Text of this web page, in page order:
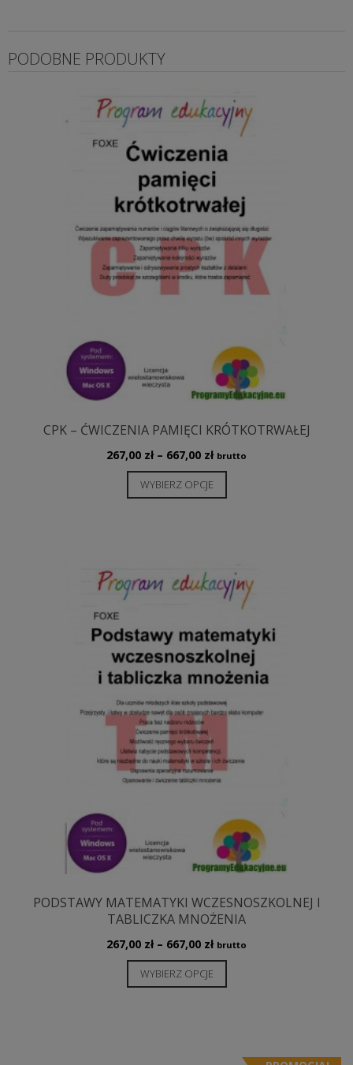
PODOBNE PRODUKTY
CPK – ĆWICZENIA PAMIĘCI KRÓTKOTRWAŁEJ
267,00 zł – 667,00 złZakres
cen:
267,00 zł
brutto
WYBIERZ OPCJE
produkt
Opcje
można
wybrać
na
stronie
produktu
PODSTAWY MATEMATYKI WCZESNOSZKOLNEJ I
TABLICZKA MNOŻENIA
267,00 zł – 667,00 złZakres
cen:
267,00 zł
brutto
WYBIERZ OPCJE
produkt